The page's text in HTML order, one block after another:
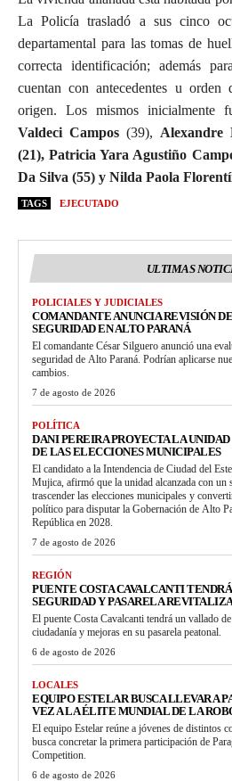
La Policía trasladó a sus cinco
departamental para las tomas de
correcta identificación; además
cuentan con antecedentes u
origen. Los mismos inicialmente
Valdeci Campos (39), Alexandre
(21), Patricia Yara Agustiño
Da Silva (55) y Nilda Paola
TAGS EJECUTADO
ULTIMAS
POLICIALES Y JUDICIALES
COMANDANTE ANUNCIA REVISIÓN
SEGURIDAD EN ALTO PARANÁ
El comandante César Silguero anunció una
seguridad de Alto Paraná. Podrían aplicarse
cambios.
7 de agosto de 2026
POLÍTICA
DANI PEREIRA PROYECTA LA
DE LAS ELECCIONES MUNICIPALES
El candidato a la Intendencia de Ciudad del
Mujica, afirmó que la unidad alcanzada con un
trascender las elecciones municipales y
político para disputar la Gobernación de Alto
República en 2028.
7 de agosto de 2026
REGIÓN
PUENTE COSTA CAVALCANTI
SEGURIDAD Y PASARELA
El puente Costa Cavalcanti tendrá un vallado
ciudadanía y mejoras en su pasarela peatonal.
6 de agosto de 2026
LOCALES
EQUIPO ESTELAR BUSCA LLEVAR A
VEZ A LA ÉLITE MUNDIAL DE LA
El equipo Estelar reúne a jóvenes de distintos
busca concretar la primera participación de
Competition.
6 de agosto de 2026